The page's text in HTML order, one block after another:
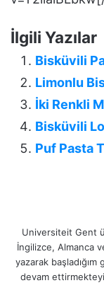
İlgili Yazılar
Bisküvili
Limonlu
İki Renkli
Bisküvili
Puf Pasta
Universiteit Gent
İngilizce, Almanca
yazarak
devam